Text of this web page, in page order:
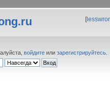
[
войдите или зарегистрируйтесь